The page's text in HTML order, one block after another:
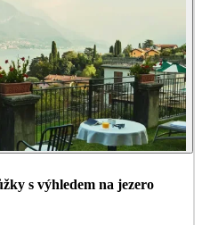
s výhledem na jezero